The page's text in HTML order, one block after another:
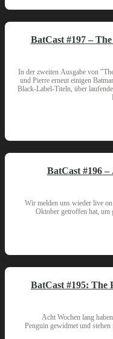
BatCast #197 –
In der zweiten Ausgabe von
und Pierre erneut einigen
Black-Label-Titeln, über
BatCast #196
Wir melden uns wieder live
Oktober getroffen hat,
BatCast #195: The
Acht Wochen lang
Penguin gewidmet und stehen